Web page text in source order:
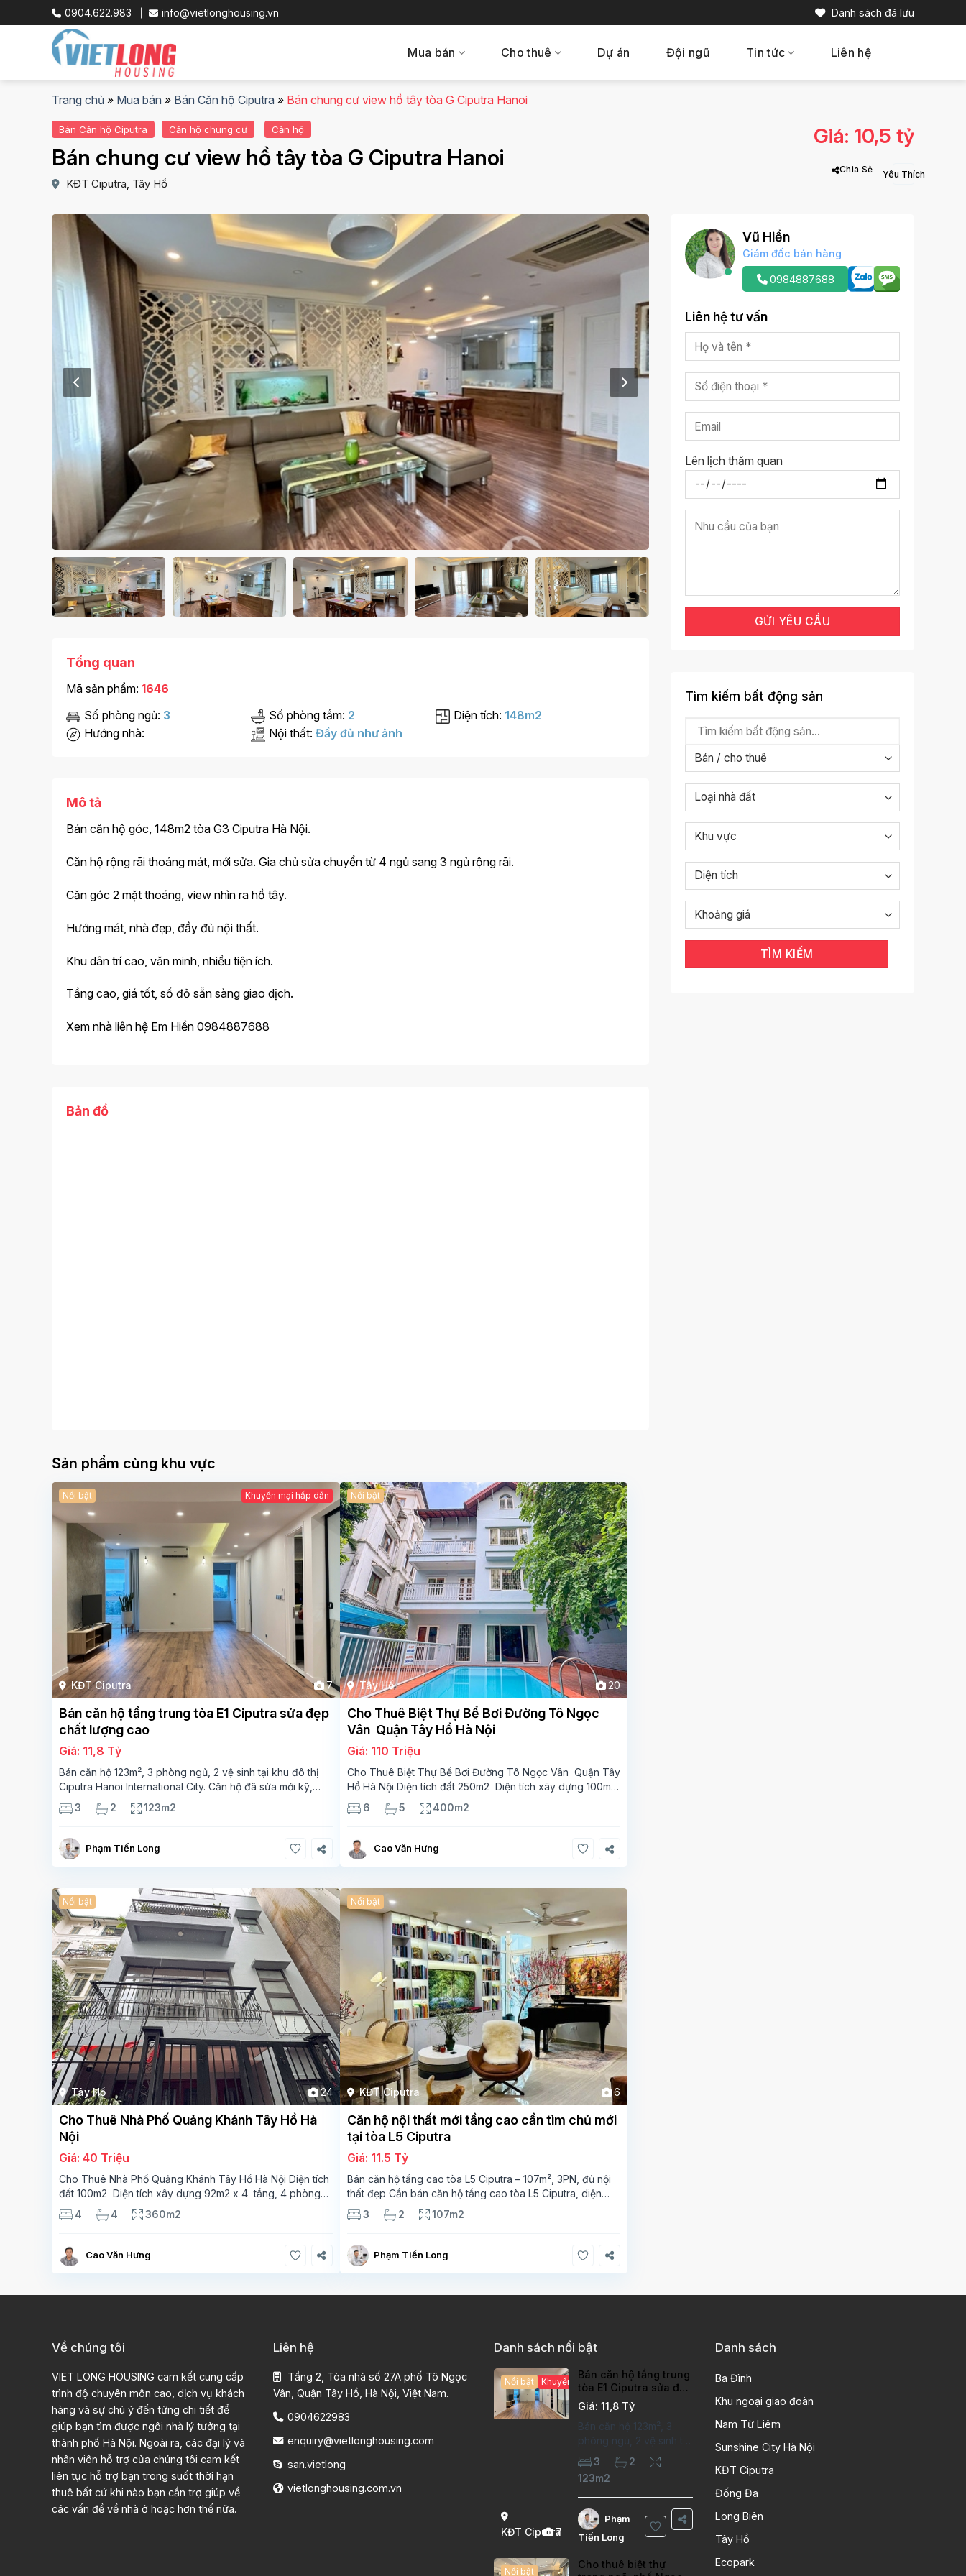
to
0904.622.983 info@vietlonghousing.vn Danh sách đã lưu
Mua bán Cho thuê Dự án Đội ngũ Tin tức Liên hệ
Trang chủ » Mua bán » Bán Căn hộ Ciputra » Bán chung cư view hồ tây tòa G Ciputra Hanoi
Bán Căn hộ Ciputra Căn hộ chung cư Căn hộ
Bán chung cư view hồ tây tòa G Ciputra Hanoi
KĐT Ciputra Tây Hồ
Giá: 10,5 tỷ
Chia Sẻ
Tổng quan
Mã sản phẩm: 1646
Số phòng ngủ: 3 Số phòng tắm: 2 Diện tích: 148m2
Hướng nhà:
Nội thất: Đầy đủ như ảnh
Mô tả
Bán căn hộ góc, 148m2 tòa G3 Ciputra Hà Nội.
Căn hộ rộng rãi thoáng mát, mới sửa. Gia chủ sửa chuyển từ 4 ngủ sang 3 ngủ rộng rãi.
Căn góc 2 mặt thoáng, view nhìn ra hồ tây.
Hướng mát, nhà đẹp, đầy đủ nội thất.
Khu dân trí cao, văn minh, nhiều tiện ích.
Tầng cao, giá tốt, sổ đỏ sẵn sàng giao dịch.
Xem nhà liên hệ Em Hiền 0984887688
Bản đồ
Sản phẩm cùng khu vực
KĐT Ciputra 7
Nổi bật Khuyến mại hấp dẫn
Bán căn hộ tầng trung tòa E1 Ciputra sửa đẹp
chất lượng cao
Giá: 11,8 Tỷ
Bán căn hộ 123m², 3 phòng ngủ, 2 vệ sinh tại khu đô thị
Ciputra Hanoi International City. Căn hộ đã sửa mới kỹ,
chất lượng cao, sàn gỗ, bếp hiện đại, không gian thoáng
sáng. Thông tin căn hộ: Diện tích:
3 2 123m2
Phạm Tiến Long
Tây Hồ 20
Nổi bật
Cho Thuê Biệt Thự Bể Bơi Đường Tô Ngọc
Vân Quận Tây Hồ Hà Nội
Giá: 110 Triệu
Cho Thuê Biệt Thự Bể Bơi Đường Tô Ngọc Vân Quận Tây
Hồ Hà Nội Diện tích đất 250m2 Diện tích xây dựng 100m2
Xây 4 tầng, 6 phòng ngủ 5 phòng tắm Tầng 1, , phòng
khách , phòng bếp-1wc Tầng 2, 2 phòng
6 5 400m2
Cao Văn Hưng
Tây Hồ 24
Nổi bật
Cho Thuê Nhà Phố Quảng Khánh Tây Hồ Hà
Nội
Giá: 40 Triệu
Cho Thuê Nhà Phố Quảng Khánh Tây Hồ Hà Nội Diện tích
đất 100m2 Diện tích xây dựng 92m2 x 4 tầng, 4 phòng
ngủ 3 phòng tắm Tầng 1 – phòng bếp-1wc Tầng 2–
phòng khách , 1 phòng ngủ,1 phòng tắm Tầng 3- 2
4 4 360m2
Cao Văn Hưng
KĐT Ciputra 6
Nổi bật
Căn hộ nội thất mới tầng cao cần tìm chủ mới
tại tòa L5 Ciputra
Giá: 11.5 Tỷ
Bán căn hộ tầng cao tòa L5 Ciputra – 107m², 3PN, đủ nội
thất đẹp Cần bán căn hộ tầng cao tòa L5 Ciputra, diện
tích 107m², thiết kế 3 phòng ngủ – 2 vệ sinh, không gian
rộng thoáng. Căn
3 2 107m2
Phạm Tiến Long
Vũ Hiền
Giám đốc bán hàng
0984887688
Liên hệ tư vấn
Lên lịch thăm quan
Tìm kiếm bất động sản
TÌM KIẾM
Về chúng tôi
VIET LONG HOUSING cam kết cung cấp
trình độ chuyên môn cao, dịch vụ khách
hàng và sự chú ý đến từng chi tiết để
giúp bạn tìm được ngôi nhà lý tưởng tại
thành phố Hà Nội. Ngoài ra, các đại lý và
nhân viên hỗ trợ của chúng tôi cam kết
liên tục hỗ trợ bạn trong suốt thời hạn
thuê bất cứ khi nào bạn cần trợ giúp về
các vấn đề về nhà ở hoặc hơn thế nữa.
Liên hệ
Tầng 2, Tòa nhà số 27A phố Tô Ngọc
Vân, Quận Tây Hồ, Hà Nội, Việt Nam.
0904622983
enquiry@vietlonghousing.com
san.vietlong
vietlonghousing.com.vn
Danh sách nổi bật
KĐT Ciputra
7
Nổi bật Khuyến mại hấp dẫn
Bán căn hộ tầng trung
tòa E1 Ciputra sửa đẹp
chất lượng cao
Giá: 11,8 Tỷ
Bán căn hộ 123m², 3
phòng ngủ, 2 vệ sinh tại
khu đô thị Ciputra Hanoi
International City. Căn
hộ đã sửa mới kỹ, chất
lượng cao, sàn gỗ, bếp
hiện đại, không gian
thoáng sáng. Thông tin
căn hộ: Diện tích:
3
2
123m2
Phạm
Tiến Long
Nổi bật
Cho thuê biệt thự
Danh sách
Ba Đình
Khu ngoại giao đoàn
Nam Từ Liêm
Sunshine City Hà Nội
KĐT Ciputra
Đống Đa
Long Biên
Tây Hồ
Ecopark